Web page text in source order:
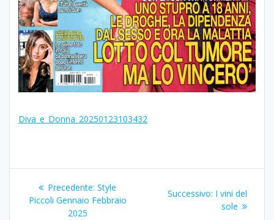
Diva_e_Donna_20250123103432
Navigazione
articoli
Precedente: Articolo
precedente:
Style
Piccoli Gennaio Febbraio
2025
Successivo: Articolo
successivo:
I vini del
sole